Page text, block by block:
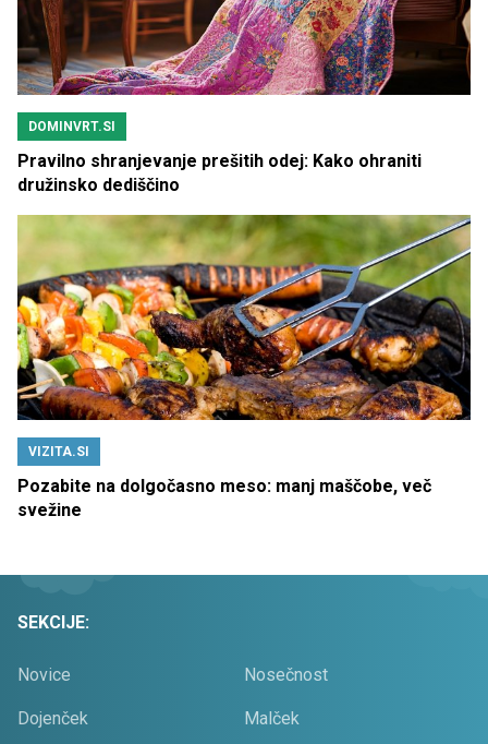
DOMINVRT.SI
Pravilno shranjevanje prešitih odej: Kako ohraniti
družinsko dediščino
VIZITA.SI
Pozabite na dolgočasno meso: manj maščobe, več
svežine
SEKCIJE:
Novice Nosečnost
Dojenček Malček